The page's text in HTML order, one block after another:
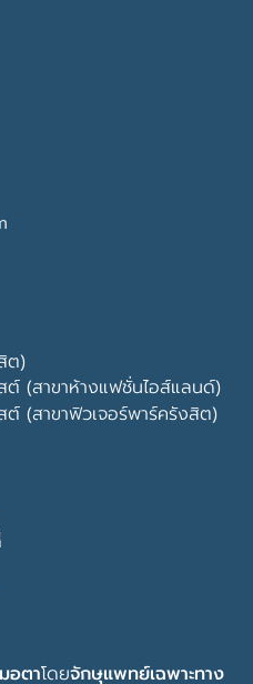
ต)
(สาขาห้างแฟชั่นไอส์แลนด์)
(สาขาฟิวเจอร์พาร์ครังสิต)
อตาโดยจักษุแพทย์เฉพาะทาง